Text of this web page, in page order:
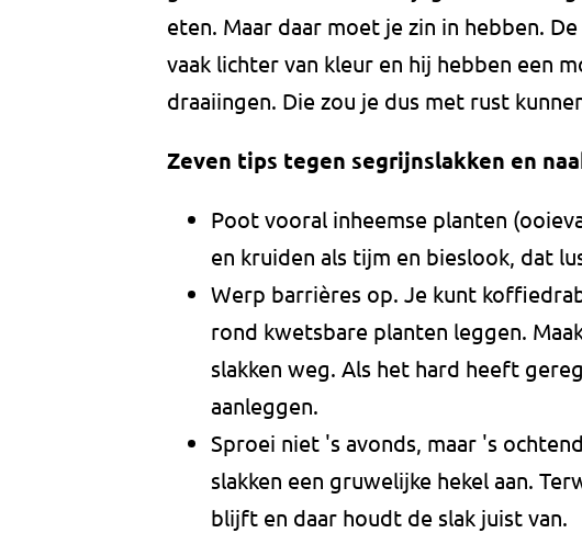
eten. Maar daar moet je zin in hebben.
vaak lichter van kleur en hij hebben een
draaiingen. Die zou je dus met rust
Zeven tips tegen segrijnslakken en
Poot vooral inheemse planten
en kruiden als tijm en bieslook, dat
Werp barrières op. Je kunt
rond kwetsbare planten leggen.
slakken weg. Als het hard heeft
aanleggen.
Sproei niet 's avonds, maar 's
slakken een gruwelijke hekel aan.
blijft en daar houdt de slak juist van.